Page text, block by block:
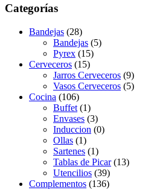
Categorías
Bandejas (28)
Bandejas (5)
Pyrex (15)
Cerveceros (15)
Jarros Cerveceros (9)
Vasos Cerveceros (5)
Cocina (106)
Buffet (1)
Envases (3)
Induccion (0)
Ollas (1)
Sartenes (1)
Tablas de Picar (13)
Utencilios (39)
Complementos (136)